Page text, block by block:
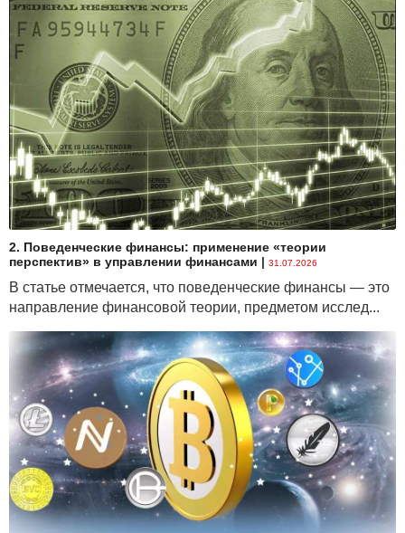
2. Поведенческие финансы: применение «теории
перспектив» в управлении финансами | 31.07.2026
В статье отмечается, что поведенческие финансы — это
направление финансовой теории, предметом исслед...